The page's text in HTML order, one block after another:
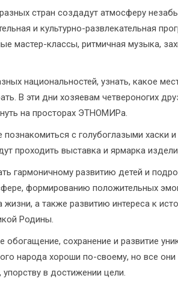
стран создадут атмосферу
и культурно-развлекательная
мастер-классы, ритмичная музыка,
национальностей, узнать, какое
В эти дни хозяевам четвероногих
на просторах ЭТНОМИРа.
с голубоглазыми хаски и
проходить выставка и ярмарка
гармоничному развитию детей и
формированию положительных
а также развитию интереса к
Родины.
сохранение и развитие
народа хороши по-своему, но все
в достижении цели.